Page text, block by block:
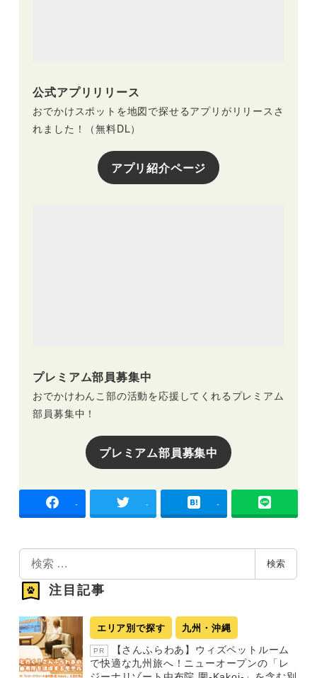
公式アプリリリース
おでかけスポットを地図で探せるアプリがリリースさ
れました！（無料DL）
アプリ紹介ページ
プレミアム部員募集中
おでかけわんこ部の活動を応援してくれるプレミアム
部員募集中！
プレミアム部員募集中
- - -
検
索
検索
注目記事
エリア別で探す 九州・沖縄
PR
【さんふらわあ】ウィズペットルーム
で快適な九州旅へ！ニューオープンの「レ